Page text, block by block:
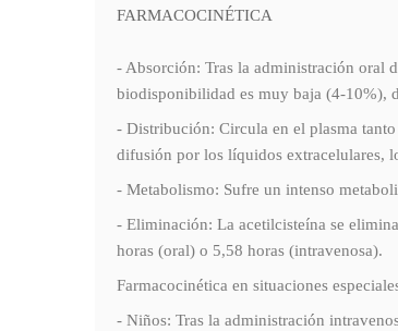
FARMACOCINÉTICA
- Absorción: Tras la administración oral
biodisponibilidad es muy baja (4-10%),
- Distribución: Circula en el plasma
difusión por los líquidos extracelulares,
- Metabolismo: Sufre un intenso
- Eliminación: La acetilcisteína se
horas (oral) o 5,58 horas (intravenosa).
Farmacocinética en situaciones
- Niños: Tras la administración